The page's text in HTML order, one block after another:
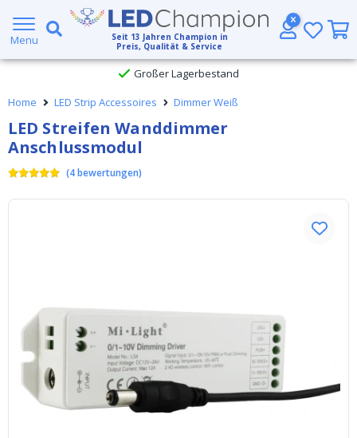
Menu Seit 13 Jahren Champion in
Preis, Qualität & Service
5 Jahre Garantie
Großer Lagerbestand
Kostenloser Versand ab € 49,- (DHL)
Heute bestellt, am
Home LED Strip Accessoires Dimmer Weiß
LED Streifen Wanddimmer
Anschlussmodul
(4bewertungen)